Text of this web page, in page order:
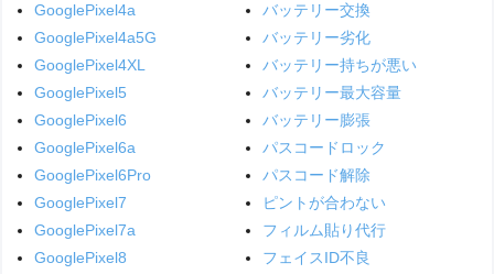
GooglePixel4a
GooglePixel4a5G
GooglePixel4XL
GooglePixel5
GooglePixel6
GooglePixel6a
GooglePixel6Pro
GooglePixel7
GooglePixel7a
GooglePixel8
バッテリー交換
バッテリー劣化
バッテリー持ちが悪い
バッテリー最大容量
バッテリー膨張
パスコードロック
パスコード解除
ピントが合わない
フィルム貼り代行
フェイスID不良